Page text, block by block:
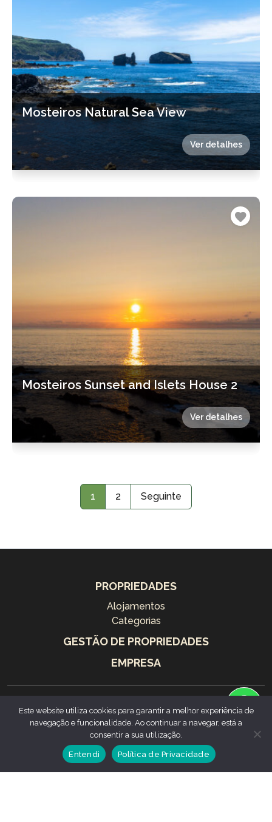
Mosteiros Natural Sea View
Ver detalhes
Mosteiros Sunset and Islets House 2
Ver detalhes
1 2 Seguinte
PROPRIEDADES
Alojamentos
Categorias
GESTÃO DE PROPRIEDADES
EMPRESA
9500-028 Ponta Delgada
Tel. (+351) 296 654 358
Tel. (+351) 926 034 211
(+351) 969 349 287
Este website utiliza cookies para garantir a melhor experiência de
navegação e funcionalidade. Ao continuar a navegar, está a
consentir a sua utilização.
Entendi Política de Privacidade